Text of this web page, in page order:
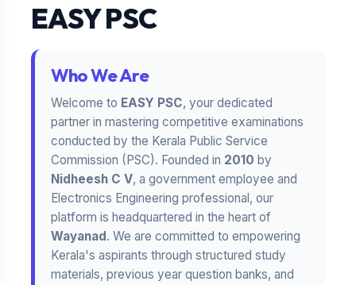
EASY PSC
Who We Are
Welcome to EASY PSC, your dedicated
partner in mastering competitive examinations
conducted by the Kerala Public Service
Commission (PSC). Founded in 2010 by
Nidheesh C V, a government employee and
Electronics Engineering professional, our
platform is headquartered in the heart of
Wayanad . We are committed to empowering
Kerala's aspirants through structured study
materials, previous year question banks, and